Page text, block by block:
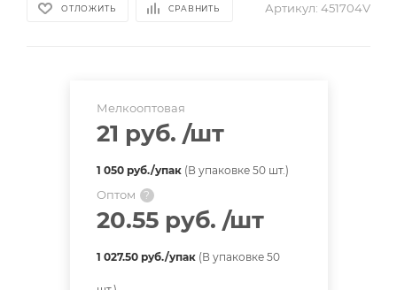
ОТЛОЖИТЬ СРАВНИТЬ Артикул: 451704V
Мелкооптовая
21 руб. /шт
1 050 руб./упак(В упаковке 50 шт.)
Оптом ?
20.55 руб. /шт
1 027.50 руб./упак(В упаковке 50